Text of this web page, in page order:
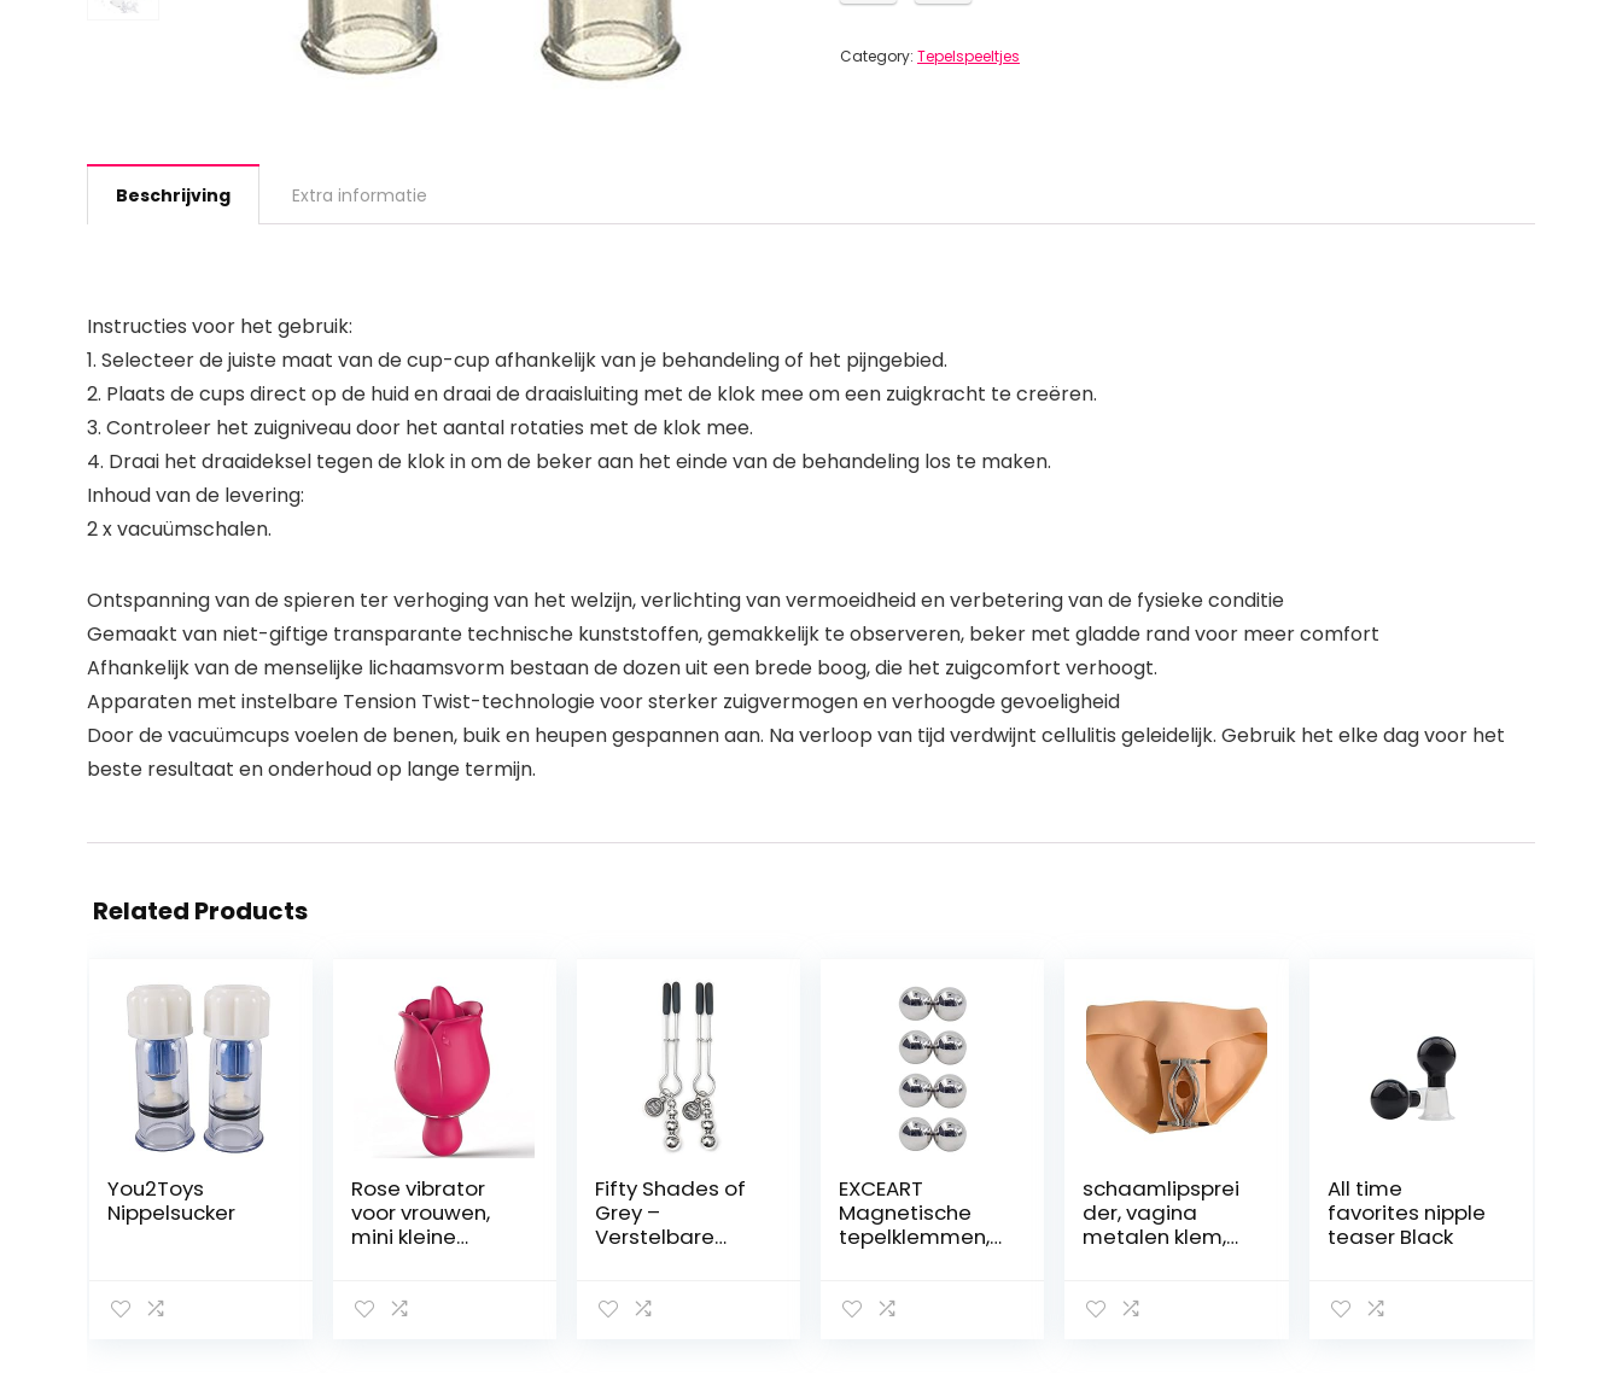
Category: Tepelspeeltjes
Beschrijving Extra informatie
Instructies voor het gebruik:
1. Selecteer de juiste maat van de cup-cup afhankelijk van je behandeling of het pijngebied.
2. Plaats de cups direct op de huid en draai de draaisluiting met de klok mee om een zuigkracht te creëren.
3. Controleer het zuigniveau door het aantal rotaties met de klok mee.
4. Draai het draaideksel tegen de klok in om de beker aan het einde van de behandeling los te maken.
Inhoud van de levering:
2 x vacuümschalen.
Ontspanning van de spieren ter verhoging van het welzijn, verlichting van vermoeidheid en verbetering van de fysieke conditie
Gemaakt van niet-giftige transparante technische kunststoffen, gemakkelijk te observeren, beker met gladde rand voor meer comfort
Afhankelijk van de menselijke lichaamsvorm bestaan de dozen uit een brede boog, die het zuigcomfort verhoogt.
Apparaten met instelbare Tension Twist-technologie voor sterker zuigvermogen en verhoogde gevoeligheid
Door de vacuümcups voelen de benen, buik en heupen gespannen aan. Na verloop van tijd verdwijnt cellulitis geleidelijk. Gebruik het elke dag voor het
beste resultaat en onderhoud op lange termijn.
Related Products
You2Toys
Nippelsucker
Rose vibrator
voor vrouwen,
mini kleine
vibraties,
Fifty Shades of
Grey –
Verstelbare
EXCEART
Magnetische
tepelklemmen,
piercing,
schaamlipsprei
der, vagina
metalen klem,
s
All time
favorites nipple
teaser Black